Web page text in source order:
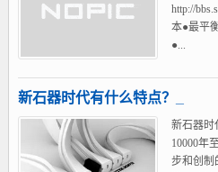
http://
本●最平
●...
新石器时代有什么特点？_
新石器时
10000年
步和创制